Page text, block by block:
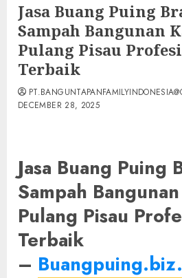
Jasa Buang Puing
Sampah Bangunan
Pulang Pisau
Terbaik
DECEMBER 28, 2025
Jasa Buang Puing
Sampah
Pulang Pisau
Terbaik
–